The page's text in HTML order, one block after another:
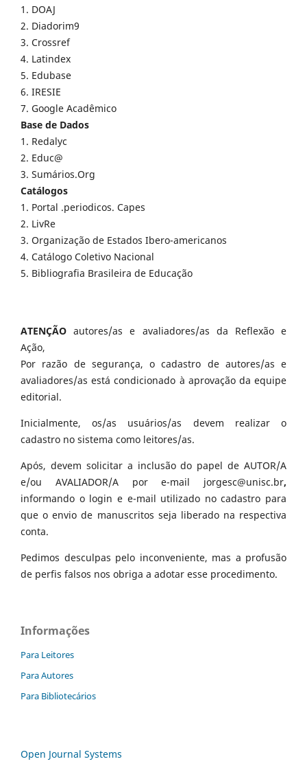
1. DOAJ
2. Diadorim9
3. Crossref
4. Latindex
5. Edubase
6. IRESIE
7. Google Acadêmico
Base de Dados
1. Redalyc
2. Educ@
3. Sumários.Org
Catálogos
1. Portal .periodicos. Capes
2. LivRe
3. Organização de Estados Ibero-americanos
4. Catálogo Coletivo Nacional
5. Bibliografia Brasileira de Educação
ATENÇÃO autores/as e avaliadores/as da Reflexão e
Ação,
Por razão de segurança, o cadastro de autores/as e
avaliadores/as está condicionado à aprovação da equipe
editorial.
Inicialmente, os/as usuários/as devem realizar o
cadastro no sistema como leitores/as.
Após, devem solicitar a inclusão do papel de AUTOR/A
e/ou AVALIADOR/A por e-mail jorgesc@unisc.br,
informando o login e e-mail utilizado no cadastro para
que o envio de manuscritos seja liberado na respectiva
conta.
Pedimos desculpas pelo inconveniente, mas a profusão
de perfis falsos nos obriga a adotar esse procedimento.
Informações
Para Leitores
Para Autores
Para Bibliotecários
Open Journal Systems